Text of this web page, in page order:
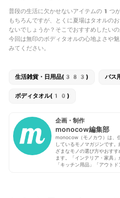
普段の生活に欠かせないアイテムの1つ
もちろんですが、とくに夏場はタオルの
ないでしょうか？そこでおすすめしたい
今回は無印のボディタオルの心地よさや
みてください。
生活雑貨・日用品(383) バ
ボディタオル(10)
企画・制作
monocow編集部
monocow（モノカウ）は、
しているモノマガジンです
ざまなモノの選び方やおす
ます。「インテリア・家具」
「キッチン用品」「アウト